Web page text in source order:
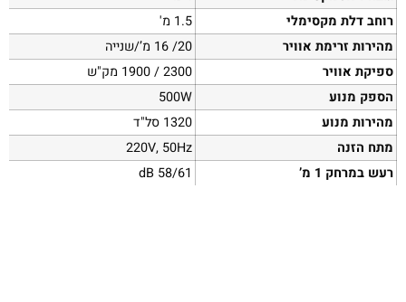
רוחב דלת מקסימלי
1.5 מ'
מהירות זרימת אוויר
20/ 16 מ’/שנייה
ספיקת אוויר
2300 / 1900 מק"ש
הספק מנוע
500W
מהירות מנוע
1320 סל"ד
מתח הזנה
220V, 50Hz
רעש במרחק 1 מ’
58/61 dB